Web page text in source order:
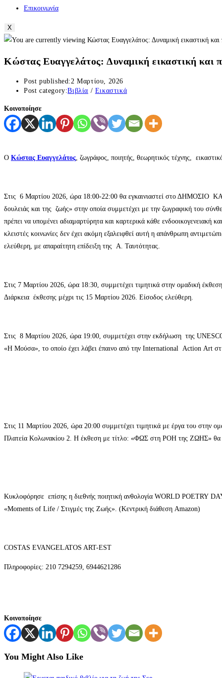
Επικοινωνία
X
Κώστας Ευαγγελάτος: Δυναμική εικαστική και
Post published: 2 Μαρτίου, 2026
Post category:Βιβλία / Εικαστικά
Κοινοποίησε
Ο Κώστας Ευαγγελάτος , ζωγράφος, ποιητής, θεωρητικός τέχνης,
Στις 6 Μαρτίου 2026, ώρα 18:00-22:00 θα εγκαινιαστεί στο
δουλειάς και της ζωής» στην οποία συμμετέχει με την ζωγραφική του
πρέπει να υπομένει αδιαμαρτύρητα και καρτερικά κάθε
κλειστές κοινωνίες δεν έχει ακόμη εξαλειφθεί αυτή η απάνθρωπη
ελεύθερη, με απαραίτητη επίδειξη της Α. Ταυτότητας.
Στις 7 Μαρτίου 2026, ώρα 18:30, συμμετέχει τιμητικά στην ομαδική
Διάρκεια έκθεσης μέχρι τις 15 Μαρτίου 2026. Είσοδος ελεύθερη.
Στις 8 Μαρτίου 2026, ώρα 19:00, συμμετέχει στην εκδήλωση της
«Η Μούσα», το οποίο έχει λάβει έπαινο από την International Action Art
Στις 11 Μαρτίου 2026, ώρα 20:00 συμμετέχει τιμητικά με έργα του στην
Πλατεία Κολωνακίου 2. Η έκθεση με τίτλο: «ΦΩΣ στη ΡΟΗ της ΖΩΗΣ» θα
Κυκλοφόρησε επίσης η διεθνής ποιητική ανθολογία WORLD POETRY
«Moments of Life / Στιγμές της Ζωής». (Κεντρική διάθεση Amazon)
COSTAS EVANGELATOS ART-EST
Πληροφορίες: 210 7294259, 6944621286
Κοινοποίησε
You Might Also Like